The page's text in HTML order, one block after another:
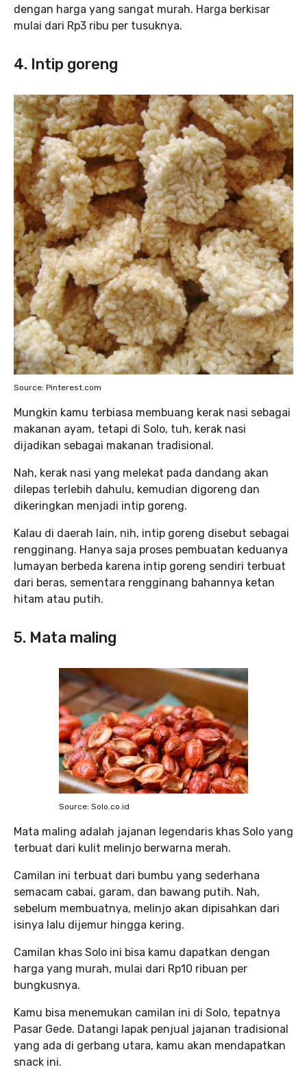
dengan harga yang sangat murah. Harga berkisar
mulai dari Rp3 ribu per tusuknya.
4. Intip goreng
Source: Pinterest.com
Mungkin kamu terbiasa membuang kerak nasi sebagai
makanan ayam, tetapi di Solo, tuh, kerak nasi
dijadikan sebagai makanan tradisional.
Nah, kerak nasi yang melekat pada dandang akan
dilepas terlebih dahulu, kemudian digoreng dan
dikeringkan menjadi intip goreng.
Kalau di daerah lain, nih, intip goreng disebut sebagai
rengginang. Hanya saja proses pembuatan keduanya
lumayan berbeda karena intip goreng sendiri terbuat
dari beras, sementara rengginang bahannya ketan
hitam atau putih.
5. Mata maling
Source: Solo.co.id
Mata maling adalah jajanan legendaris khas Solo yang
terbuat dari kulit melinjo berwarna merah.
Camilan ini terbuat dari bumbu yang sederhana
semacam cabai, garam, dan bawang putih. Nah,
sebelum membuatnya, melinjo akan dipisahkan dari
isinya lalu dijemur hingga kering.
Camilan khas Solo ini bisa kamu dapatkan dengan
harga yang murah, mulai dari Rp10 ribuan per
bungkusnya.
Kamu bisa menemukan camilan ini di Solo, tepatnya
Pasar Gede. Datangi lapak penjual jajanan tradisional
yang ada di gerbang utara, kamu akan mendapatkan
snack ini.